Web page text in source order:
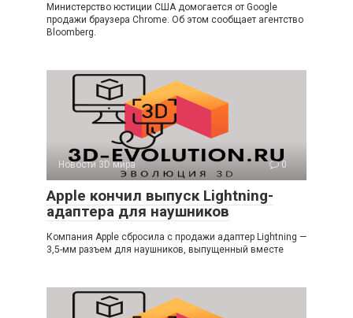
Министерство юстиции США домогается от Google
продажи браузера Chrome. Об этом сообщает агентство
Bloomberg.
Новости 3D мира 0
Apple кончил выпуск Lightning-
адаптера для наушников
Компания Apple сбросила с продажи адаптер Lightning —
3,5-мм разъем для наушников, выпущенный вместе